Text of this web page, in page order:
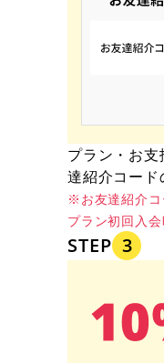
プラン・お
達紹介コード
※お友達紹介コ
プラン初回入会
STEP 3